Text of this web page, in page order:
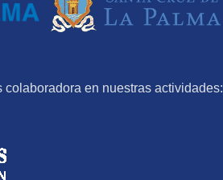
LA ELABORACIÓN DE
en nuestras actividades: